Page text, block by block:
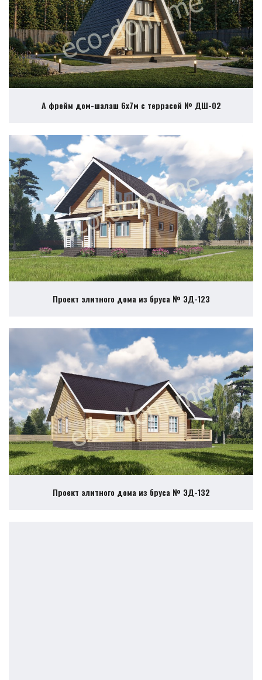
А фрейм дом-шалаш 6х7м с террасой № ДШ-02
Проект элитного дома из бруса № ЭД-123
Проект элитного дома из бруса № ЭД-132